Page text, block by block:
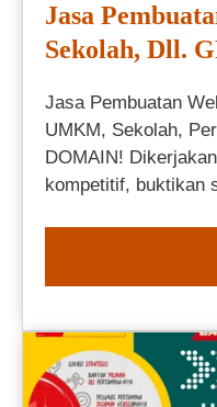
Jasa
Sekolah, Dll.
Jasa Pembuatan
UMKM, Sekolah,
DOMAIN!
kompetitif, buktikan